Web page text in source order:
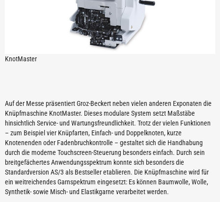
KnotMaster
Auf der Messe präsentiert Groz-Beckert neben vielen anderen Exponaten die
Knüpfmaschine KnotMaster. Dieses modulare System setzt Maßstäbe
hinsichtlich Service- und Wartungsfreundlichkeit. Trotz der vielen Funktionen
– zum Beispiel vier Knüpfarten, Einfach- und Doppelknoten, kurze
Knotenenden oder Fadenbruchkontrolle – gestaltet sich die Handhabung
durch die moderne Touchscreen-Steuerung besonders einfach. Durch sein
breitgefächertes Anwendungsspektrum konnte sich besonders die
Standardversion AS/3 als Bestseller etablieren. Die Knüpfmaschine wird für
ein weitreichendes Garnspektrum eingesetzt: Es können Baumwolle, Wolle,
Synthetik- sowie Misch- und Elastikgarne verarbeitet werden.